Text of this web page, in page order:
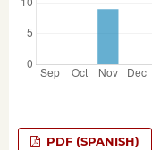
PDF (SPANISH)